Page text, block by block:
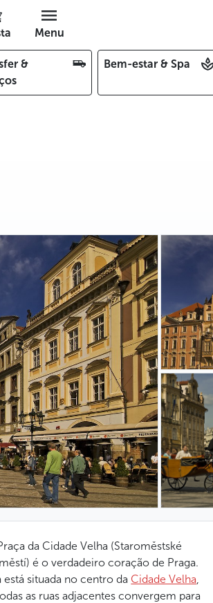
Menu
&
Bem-estar & Spa
da Cidade Velha (Staroměstské
é o verdadeiro coração de Praga.
está situada no centro da Cidade Velha,
as ruas adjacentes convergem para